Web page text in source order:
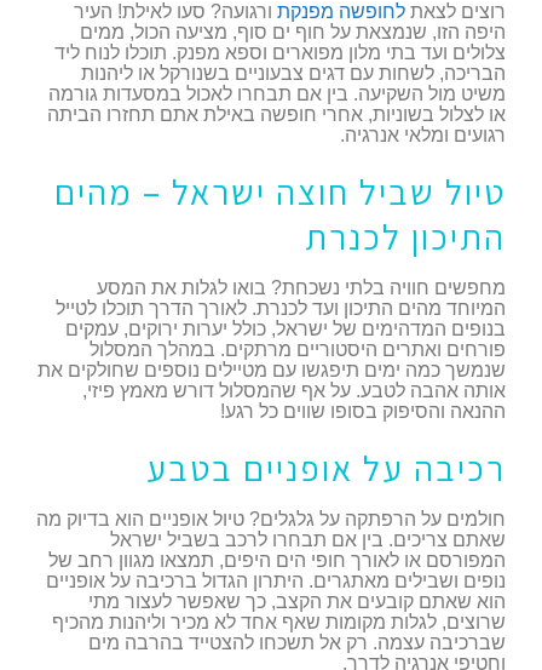
רוצים לצאת לחופשה מפנקת ורגועה? סעו לאילת! העיר
היפה הזו, שנמצאת על חוף ים סוף, מציעה הכול, ממים
צלולים ועד בתי מלון מפוארים וספא מפנק. תוכלו לנוח ליד
הבריכה, לשחות עם דגים צבעוניים בשנורקל או ליהנות
משיט מול השקיעה. בין אם תבחרו לאכול במסעדות גורמה
או לצלול בשוניות, אחרי חופשה באילת אתם תחזרו הביתה
רגועים ומלאי אנרגיה.
טיול שביל חוצה ישראל – מהים
התיכון לכנרת
מחפשים חוויה בלתי נשכחת? בואו לגלות את המסע
המיוחד מהים התיכון ועד לכנרת. לאורך הדרך תוכלו לטייל
בנופים המדהימים של ישראל, כולל יערות ירוקים, עמקים
פורחים ואתרים היסטוריים מרתקים. במהלך המסלול
שנמשך כמה ימים תיפגשו עם מטיילים נוספים שחולקים את
אותה אהבה לטבע. על אף שהמסלול דורש מאמץ פיזי,
ההנאה והסיפוק בסופו שווים כל רגע!
רכיבה על אופניים בטבע
חולמים על הרפתקה על גלגלים? טיול אופניים הוא בדיוק מה
שאתם צריכים. בין אם תבחרו לרכב בשביל ישראל
המפורסם או לאורך חופי הים היפים, תמצאו מגוון רחב של
נופים ושבילים מאתגרים. היתרון הגדול ברכיבה על אופניים
הוא שאתם קובעים את הקצב, כך שאפשר לעצור מתי
שרוצים, לגלות מקומות שאף אחד לא מכיר וליהנות מהכיף
שברכיבה עצמה. רק אל תשכחו להצטייד בהרבה מים
וחטיפי אנרגיה לדרך.